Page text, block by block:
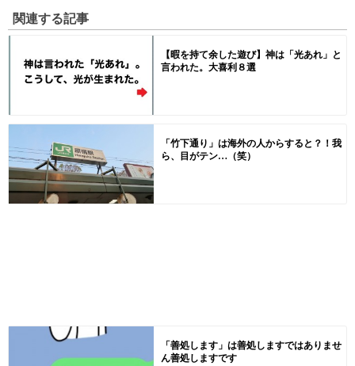
関連する記事
【暇を持て余した遊び】神は「光あれ」と
言われた。大喜利８選
「竹下通り」は海外の人からすると？！我
ら、目がテン…（笑）
「善処します」は善処しますではありませ
ん善処しますです